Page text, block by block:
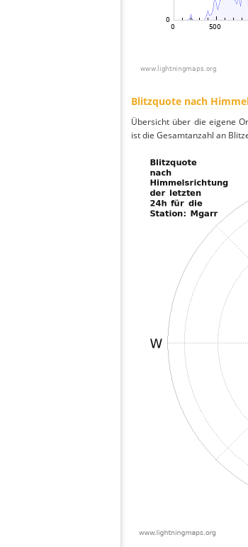
Blitzquote nach
Übersicht über die eigene
ist die Gesamtanzahl an